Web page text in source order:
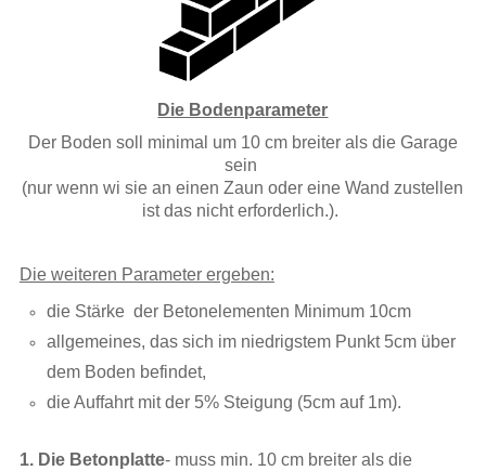
Die Bodenparameter
Der Boden soll minimal um 10 cm breiter als die Garage
sein
(nur wenn wi sie an einen Zaunoder eine Wand zustellen
ist das nicht erforderlich.).
Die weiteren Parameter ergeben:
die Stärke der Betonelementen Minimum 10cm
allgemeines, das sich im niedrigstem Punkt 5cm über
dem Boden befindet,
die Auffahrt mit der 5% Steigung (5cm auf 1m).
1. Die Betonplatte- muss min. 10 cm breiter als die